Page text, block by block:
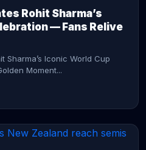
Rohit Sharma’s
— Fans Relive
Sharma’s Iconic World Cup
Moment...